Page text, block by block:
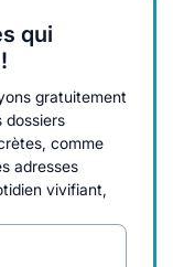
qui
gratuitement
dossiers
comme
adresses
vivifiant,